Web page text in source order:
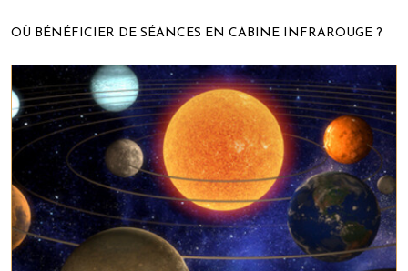
OÙ BÉNÉFICIER DE SÉANCES EN CABINE INFRAROUGE ?